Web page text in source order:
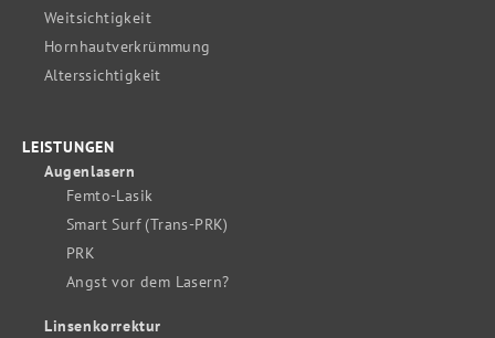
Weitsichtigkeit
Hornhautverkrümmung
Alterssichtigkeit
LEISTUNGEN
Augenlasern
Femto-Lasik
Smart Surf (Trans-PRK)
PRK
Angst vor dem Lasern?
Linsenkorrektur